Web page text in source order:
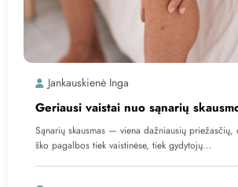
Jankauskienė Inga
Geriausi vaistai nuo sąnarių
Sąnarių skausmas — viena dažniausių
ško pagalbos tiek vaistinėse, tiek gydytojų…